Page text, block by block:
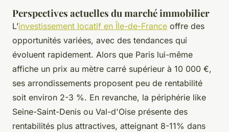
Perspectives actuelles du marché immobilier
L’investissement locatif en Île-de-France offre des
opportunités variées, avec des tendances qui
évoluent rapidement. Alors que Paris lui-même
affiche un prix au mètre carré supérieur à 10 000 €,
ses arrondissements proposent peu de rentabilité
soit environ 2-3 %. En revanche, la périphérie like
Seine-Saint-Denis ou Val-d'Oise présente des
rentabilités plus attractives, atteignant 8-11% dans